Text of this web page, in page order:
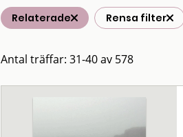
Relaterade Rensa filter
Antal träffar: 31-40 av 578